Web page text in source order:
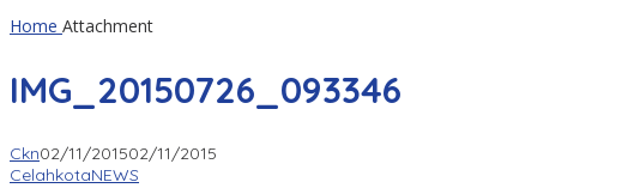
Home Attachment
IMG_20150726_093346
Ckn02/11/201502/11/2015
CelahkotaNEWS